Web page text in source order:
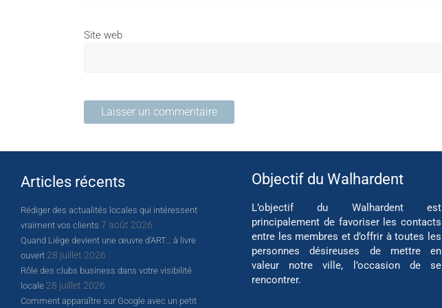
Site web
Articles récents
Rédiger des actualités locales qui intéressent
vraiment vos clients 7 août 2026
Quand Liège devient une œuvre d’ART… à livre
ouvert 28 juillet 2026
Rôle des clubs business dans votre visibilité
locale 28 juillet 2026
Comment apparaître sur Google avec un petit
Objectif du Walhardent
L’objectif du Walhardent est
principalement de favoriser les contacts
entre les membres et d’offrir à toutes les
personnes désireuses de mettre en
valeur notre ville, l’occasion de se
rencontrer.